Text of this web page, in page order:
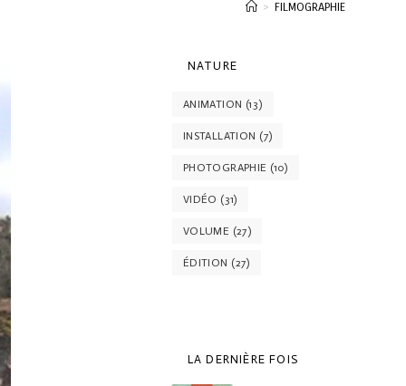
> FILMOGRAPHIE
NATURE
ANIMATION (13)
INSTALLATION (7)
PHOTOGRAPHIE (10)
VIDÉO (31)
VOLUME (27)
ÉDITION (27)
LA DERNIÈRE FOIS